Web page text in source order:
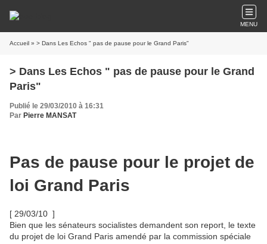
MENU
Accueil » > Dans Les Echos " pas de pause pour le Grand Paris"
> Dans Les Echos " pas de pause pour le Grand
Paris"
Publié le 29/03/2010 à 16:31
Par Pierre MANSAT
Pas de pause pour le projet de
loi Grand Paris
[ 29/03/10 ]
Bien que les sénateurs socialistes demandent son report, le texte
du projet de loi Grand Paris amendé par la commission spéciale